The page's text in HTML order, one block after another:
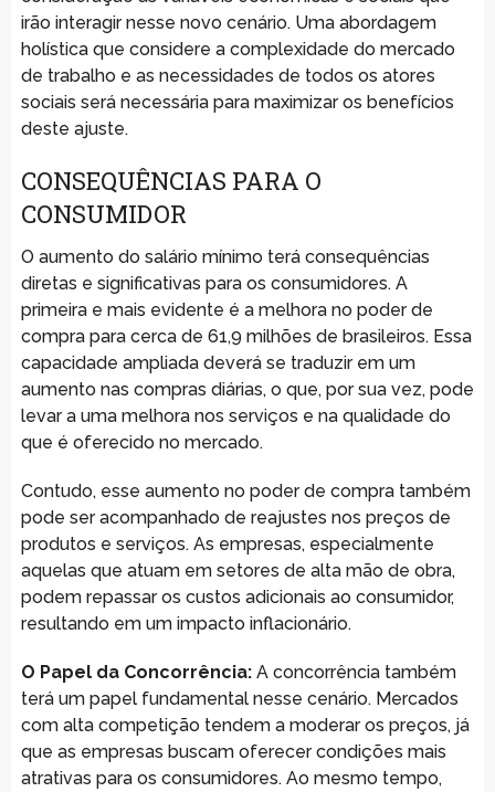
irão interagir nesse novo cenário. Uma abordagem
holística que considere a complexidade do mercado
de trabalho e as necessidades de todos os atores
sociais será necessária para maximizar os benefícios
deste ajuste.
CONSEQUÊNCIAS PARA O
CONSUMIDOR
O aumento do salário mínimo terá consequências
diretas e significativas para os consumidores. A
primeira e mais evidente é a melhora no poder de
compra para cerca de 61,9 milhões de brasileiros. Essa
capacidade ampliada deverá se traduzir em um
aumento nas compras diárias, o que, por sua vez, pode
levar a uma melhora nos serviços e na qualidade do
que é oferecido no mercado.
Contudo, esse aumento no poder de compra também
pode ser acompanhado de reajustes nos preços de
produtos e serviços. As empresas, especialmente
aquelas que atuam em setores de alta mão de obra,
podem repassar os custos adicionais ao consumidor,
resultando em um impacto inflacionário.
O Papel da Concorrência:A concorrência também
terá um papel fundamental nesse cenário. Mercados
com alta competição tendem a moderar os preços, já
que as empresas buscam oferecer condições mais
atrativas para os consumidores. Ao mesmo tempo,